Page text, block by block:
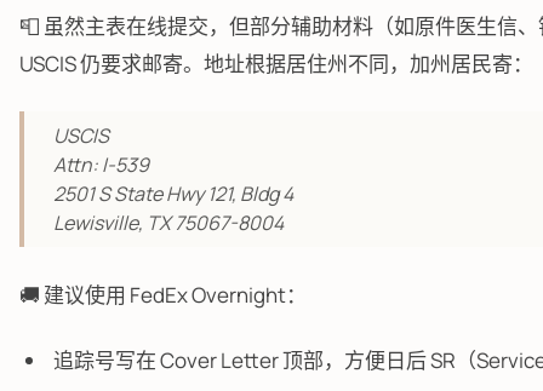
📮 虽然主表在线提交，但部分辅助材料（如原件医生信
USCIS 仍要求邮寄。地址根据居住州不同，加州居民寄：
USCIS
Attn: I-539
2501 S State Hwy 121, Bldg 4
Lewisville, TX 75067-8004
🚚 建议使用 FedEx Overnight：
追踪号写在 Cover Letter 顶部，方便日后 SR（